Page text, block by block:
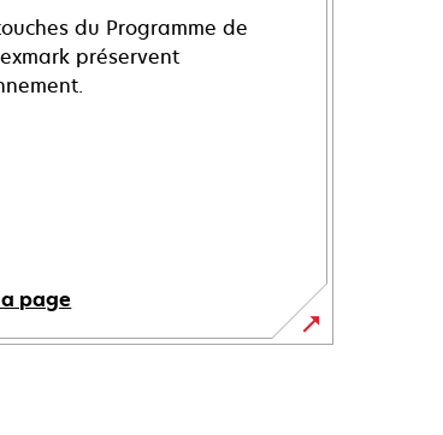
du Programme de
préservent
page